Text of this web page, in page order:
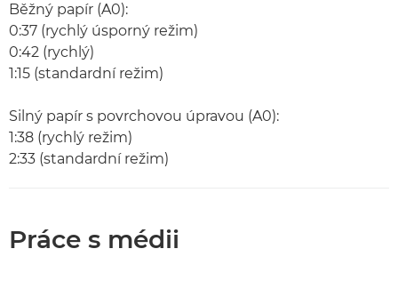
Běžný papír (A0):
0:37 (rychlý úsporný režim)
0:42 (rychlý)
1:15 (standardní režim)
Silný papír s povrchovou úpravou (A0):
1:38 (rychlý režim)
2:33 (standardní režim)
Práce s médii